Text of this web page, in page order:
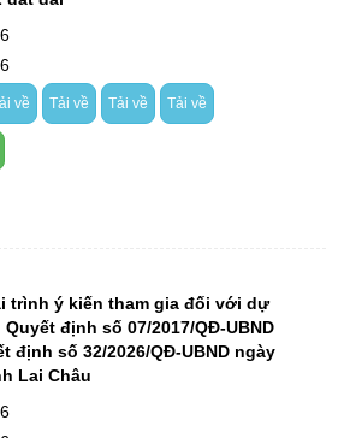
về Tải về Tải về Tải về
trình ý kiến tham gia đối với dự
định số 07/2017/QĐ-UBND
định số 32/2026/QĐ-UBND ngày
Lai Châu